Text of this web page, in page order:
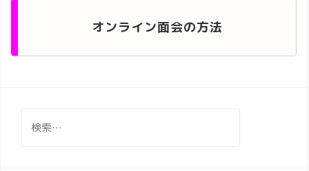
オンライン面会の方法
索: